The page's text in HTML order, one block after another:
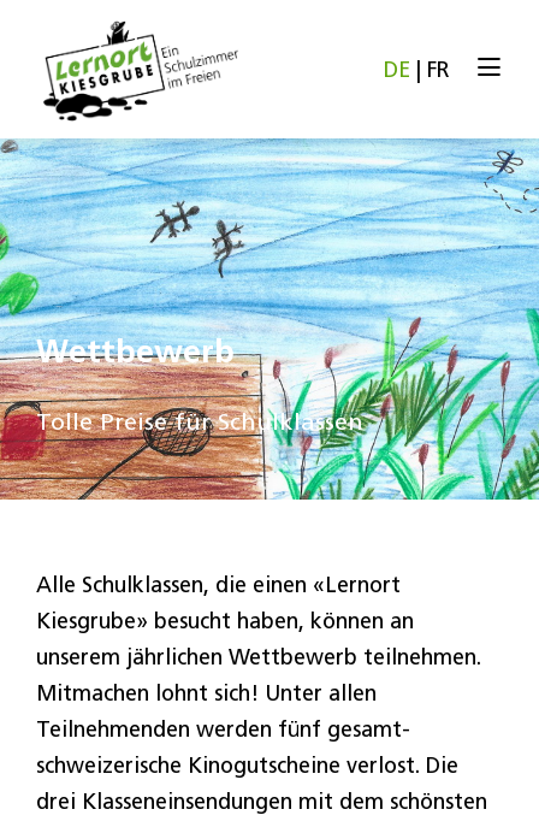
DE FR
Wettbewerb
Tolle Preise für Schulklassen
Alle Schulklassen, die einen «Lernort
Kiesgrube» besucht haben, können an
unserem jährlichen Wettbewerb teilnehmen.
Mitmachen lohnt sich! Unter allen
Teilnehmenden werden fünf gesamt-
schweizerische Kinogutscheine verlost. Die
drei Klasseneinsendungen mit dem schönsten